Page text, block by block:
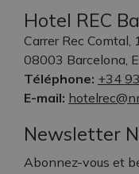
Hotel REC
Carrer Rec Comtal,
08003 Barcelona,
Téléphone: +34
E-mail:
Newsletter
Abonnez-vous et